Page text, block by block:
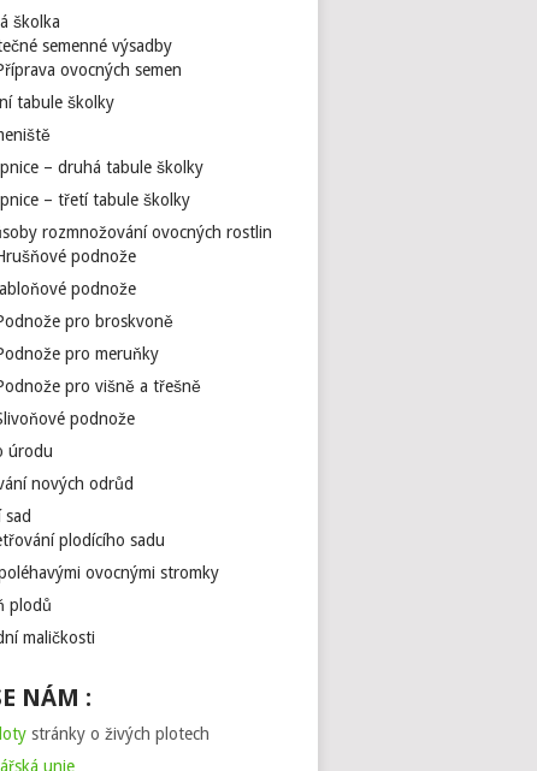
školka
semenné výsadby
ovocných semen
tabule školky
– druhá tabule školky
– třetí tabule školky
rozmnožování ovocných rostlin
podnože
podnože
pro broskvoně
pro meruňky
pro višně a třešně
podnože
úrodu
nových odrůd
sad
plodícího sadu
ovocnými stromky
plodů
maličkosti
NÁM :
stránky o živých plotech
unie